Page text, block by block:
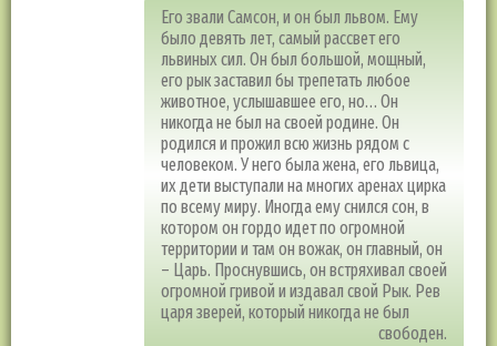
Его звали Самсон, и он был львом. Ему
было девять лет, самый рассвет его
львиных сил. Он был большой, мощный,
его рык заставил бы трепетать любое
животное, услышавшее его, но… Он
никогда не был на своей родине. Он
родился и прожил всю жизнь рядом с
человеком. У него была жена, его львица,
их дети выступали на многих аренах цирка
по всему миру. Иногда ему снился сон, в
котором он гордо идет по огромной
территории и там он вожак, он главный, он
– Царь. Проснувшись, он встряхивал своей
огромной гривой и издавал свой Рык. Рев
царя зверей, который никогда не был
свободен.